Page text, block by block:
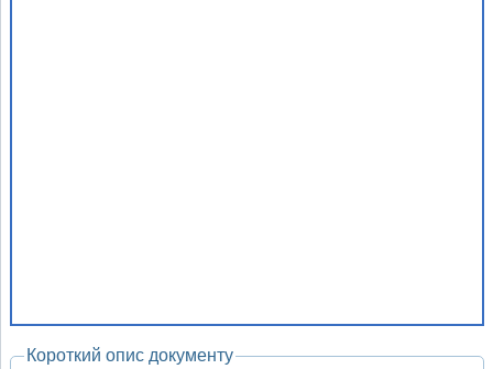
Короткий опис документу